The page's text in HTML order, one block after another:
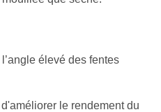
élevé des fentes
le rendement du